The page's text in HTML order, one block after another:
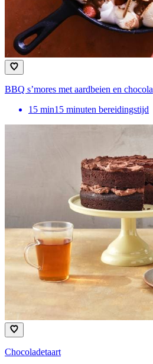
BBQ s’mores met aardbeien en chocola
15 min15 minuten bereidingstijd
Chocoladetaart